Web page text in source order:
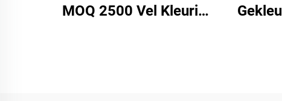
MOQ 2500 Vel Kleurig